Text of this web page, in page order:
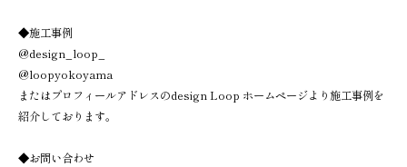
◆施工事例
@design_loop_
@loopyokoyama
またはプロフィールアドレスのdesign Loop ホームページより施工事例を
紹介しております。
◆お問い合わせ